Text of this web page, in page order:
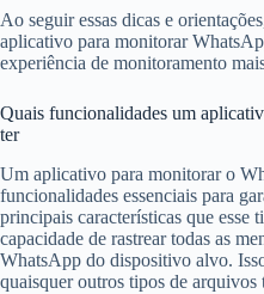
Ao seguir essas dicas e
aplicativo para monitorar
experiência de monitoramento
Quais funcionalidades um
ter
Um aplicativo para monitorar o
funcionalidades essenciais para
principais características que esse
capacidade de rastrear todas as
WhatsApp do dispositivo alvo.
quaisquer outros tipos de arquivos